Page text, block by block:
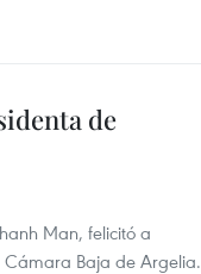
de
Man, felicitó a
Cámara Baja de Argelia.